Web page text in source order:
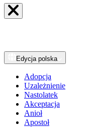
Edycja polska
Adopcja
Uzależnienie
Nastolatek
Akceptacja
Anioł
Apostoł